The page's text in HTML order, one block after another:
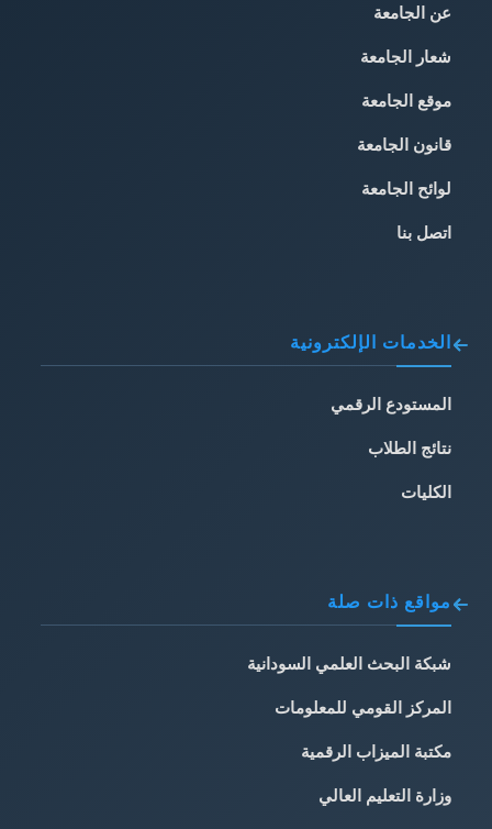
عن الجامعة
شعار الجامعة
موقع الجامعة
قانون الجامعة
لوائح الجامعة
اتصل بنا
الخدمات الإلكترونية
المستودع الرقمي
نتائج الطلاب
الكليات
مواقع ذات صلة
شبكة البحث العلمي السودانية
المركز القومي للمعلومات
مكتبة الميزاب الرقمية
وزارة التعليم العالي